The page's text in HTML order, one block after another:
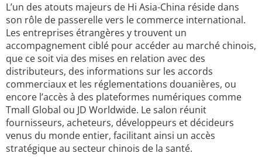
L’un des atouts majeurs de Hi Asia-China réside dans
son rôle de passerelle vers le commerce international.
Les entreprises étrangères y trouvent un
accompagnement ciblé pour accéder au marché chinois,
que ce soit via des mises en relation avec des
distributeurs, des informations sur les accords
commerciaux et les réglementations douanières, ou
encore l’accès à des plateformes numériques comme
Tmall Global ou JD Worldwide. Le salon réunit
fournisseurs, acheteurs, développeurs et décideurs
venus du monde entier, facilitant ainsi un accès
stratégique au secteur chinois de la santé.